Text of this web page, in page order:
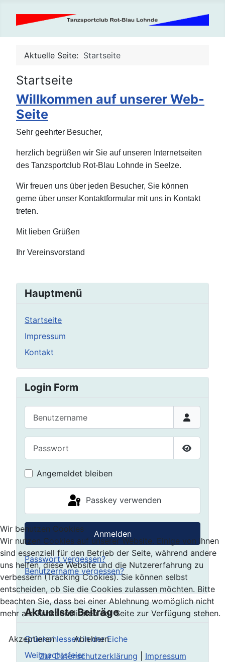
Aktuelle Seite: Startseite
Startseite
Willkommen auf unserer Web-
Seite
Sehr geehrter Besucher,
herzlich begrüßen wir Sie auf unseren Internetseiten
des Tanzsportclub Rot-Blau Lohnde in Seelze.
Wir freuen uns über jeden Besucher, Sie können
gerne über unser Kontaktformular mit uns in Kontakt
treten.
Mit lieben Grüßen
Ihr Vereinsvorstand
Hauptmenü
Startseite
Impressum
Kontakt
Login Form
Passwort
Angemeldet bleiben
Passkey verwenden
Anmelden
Passwort vergessen?
Benutzername vergessen?
Aktuellste Beiträge
Grünkohlessen in der Eiche
Weihnachtsfeier
Wir benutzen Cookies
Wir nutzen Cookies auf unserer Website. Einige von ihnen
sind essenziell für den Betrieb der Seite, während andere
uns helfen, diese Website und die Nutzererfahrung zu
verbessern (Tracking Cookies). Sie können selbst
entscheiden, ob Sie die Cookies zulassen möchten. Bitte
beachten Sie, dass bei einer Ablehnung womöglich nicht
mehr alle Funktionalitäten der Seite zur Verfügung stehen.
Akzeptieren
Ablehnen
Zur Datenschutzerklärung
Impressum